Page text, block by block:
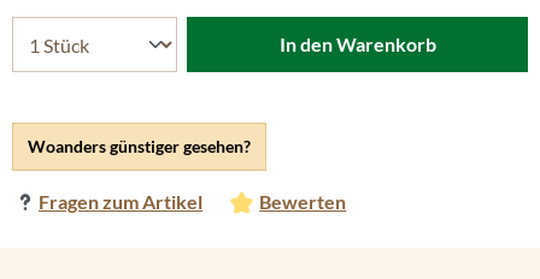
Woanders günstiger gesehen?
Fragen zum Artikel Bewerten
In den Warenkorb